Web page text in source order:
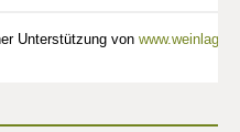
Unterstützung von